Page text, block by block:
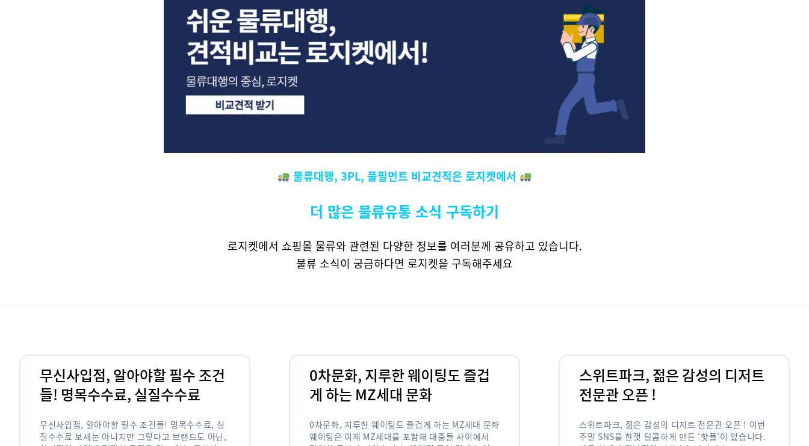
물류대행, 3PL, 풀필먼트 비교견적은 로지켓에서
더 많은 물류유통 소식 구독하기
로지켓에서 쇼핑몰 물류와 관련된 다양한 정보를 여러분께 공유하고 있습니다.
물류 소식이 궁금하다면 로지켓을 구독해주세요
무신사입점, 알아야할 필수 조건
들! 명목수수료, 실질수수료
무신사입점, 알아야할 필수 조건들! 명목수수료, 실
질수수료 보세는 아니지만 그렇다고 브랜드도 아닌,
0차문화, 지루한 웨이팅도 즐겁
게 하는 MZ세대 문화
0차문화, 지루한 웨이팅도 즐겁게 하는 MZ세대 문화
웨이팅은 이제 MZ세대를 포함해 대중들 사이에서
스위트파크, 젊은 감성의 디저트
전문관 오픈 !
스위트파크, 젊은 감성의 디저트 전문관 오픈 ! 이번
주말 SNS를 한껏 달콤하게 만든 ‘핫플’이 있습니다.